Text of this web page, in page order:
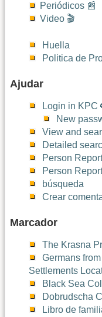
Periódicos 📰
Video 🎬
Huella
Politica de
Ajudar
Login in KPC
New
View and
Detailed
Person
Person
búsqueda
Crear
Marcador
The Krasna
Germans
Settlements
Black Sea
Dobrudscha
Libro de